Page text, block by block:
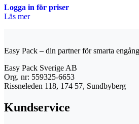
Logga in för priser
Läs mer
Easy Pack – din partner för smarta
Easy Pack Sverige AB
Org. nr: 559325-6653
Rissneleden 118, 174 57, Sundbyberg
Kundservice